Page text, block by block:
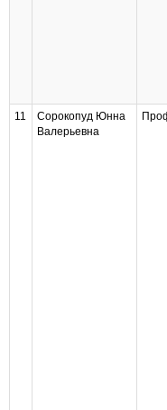
11
Сорокопуд Юнна
Валерьевна